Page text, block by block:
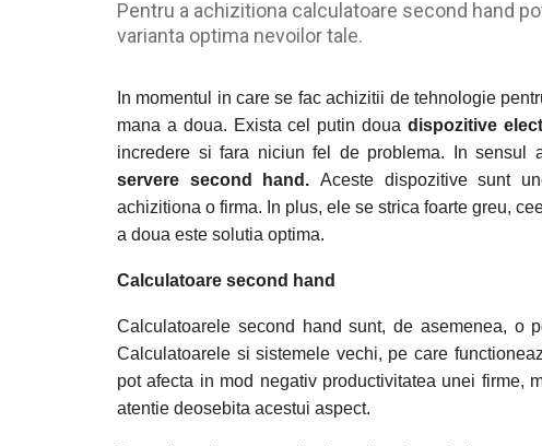
Pentru a achizitiona calculatoare second hand
varianta optima nevoilor tale.
In momentul in care se fac achizitii de tehnologie
mana a doua. Exista cel putin doua dispozitive
incredere si fara niciun fel de problema. In sensul
servere second hand. Aceste dispozitive sunt
achizitiona o firma. In plus, ele se strica foarte greu,
a doua este solutia optima.
Calculatoare second hand
Calculatoarele second hand sunt, de asemenea, o
Calculatoarele si sistemele vechi, pe care
pot afecta in mod negativ productivitatea unei firme,
atentie deosebita acestui aspect.